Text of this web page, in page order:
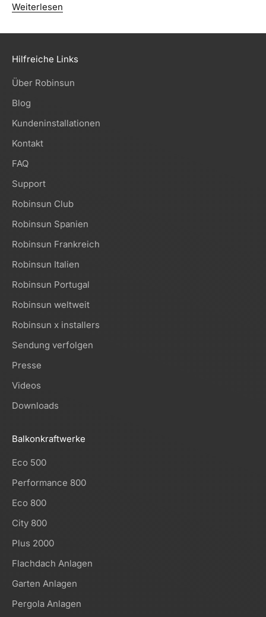
Weiterlesen
Hilfreiche Links
Über Robinsun
Blog
Kundeninstallationen
Kontakt
FAQ
Support
Robinsun Club
Robinsun Spanien
Robinsun Frankreich
Robinsun Italien
Robinsun Portugal
Robinsun weltweit
Robinsun x installers
Sendung verfolgen
Presse
Videos
Downloads
Balkonkraftwerke
Eco 500
Performance 800
Eco 800
City 800
Plus 2000
Flachdach Anlagen
Garten Anlagen
Pergola Anlagen